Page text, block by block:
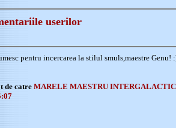
userilor
pentru incercarea la stilul smuls,maestre Genu!
de catre MARELE MAESTRU